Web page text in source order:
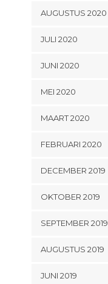
AUGUSTUS 2020
JULI 2020
JUNI 2020
MEI 2020
MAART 2020
FEBRUARI 2020
DECEMBER 2019
OKTOBER 2019
SEPTEMBER 2019
AUGUSTUS 2019
JUNI 2019